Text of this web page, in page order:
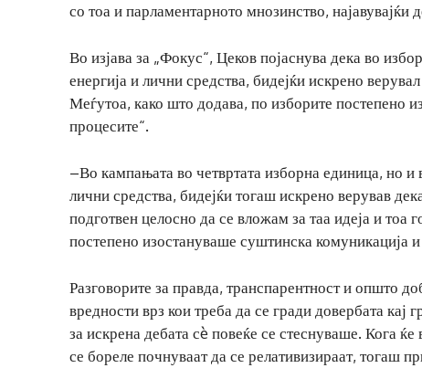
со тоа и парламентарното мнозинство, најавувајќи
Во изјава за „Фокус“, Цеков појаснува дека во
енергија и лични средства, бидејќи искрено
Меѓутоа, како што додава, по изборите постепено
процесите“.
–Во кампањата во четвртата изборна единица, но
лични средства, бидејќи тогаш искрено верував
подготвен целосно да се вложам за таа идеја и тоа
постепено изостануваше суштинска комуникација
Разговорите за правда, транспарентност и општо
вредности врз кои треба да се гради довербата кај
за искрена дебата сè повеќе се стеснуваше. Кога
се бореле почнуваат да се релативизираат, тогаш